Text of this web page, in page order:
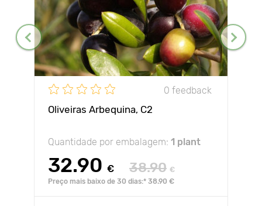
0 feedback
Oliveiras Arbequina, С2
Quantidade por embalagem: 1 plant
32.90 € 38.90 €
Preço mais baixo de 30 dias:* 38.90 €